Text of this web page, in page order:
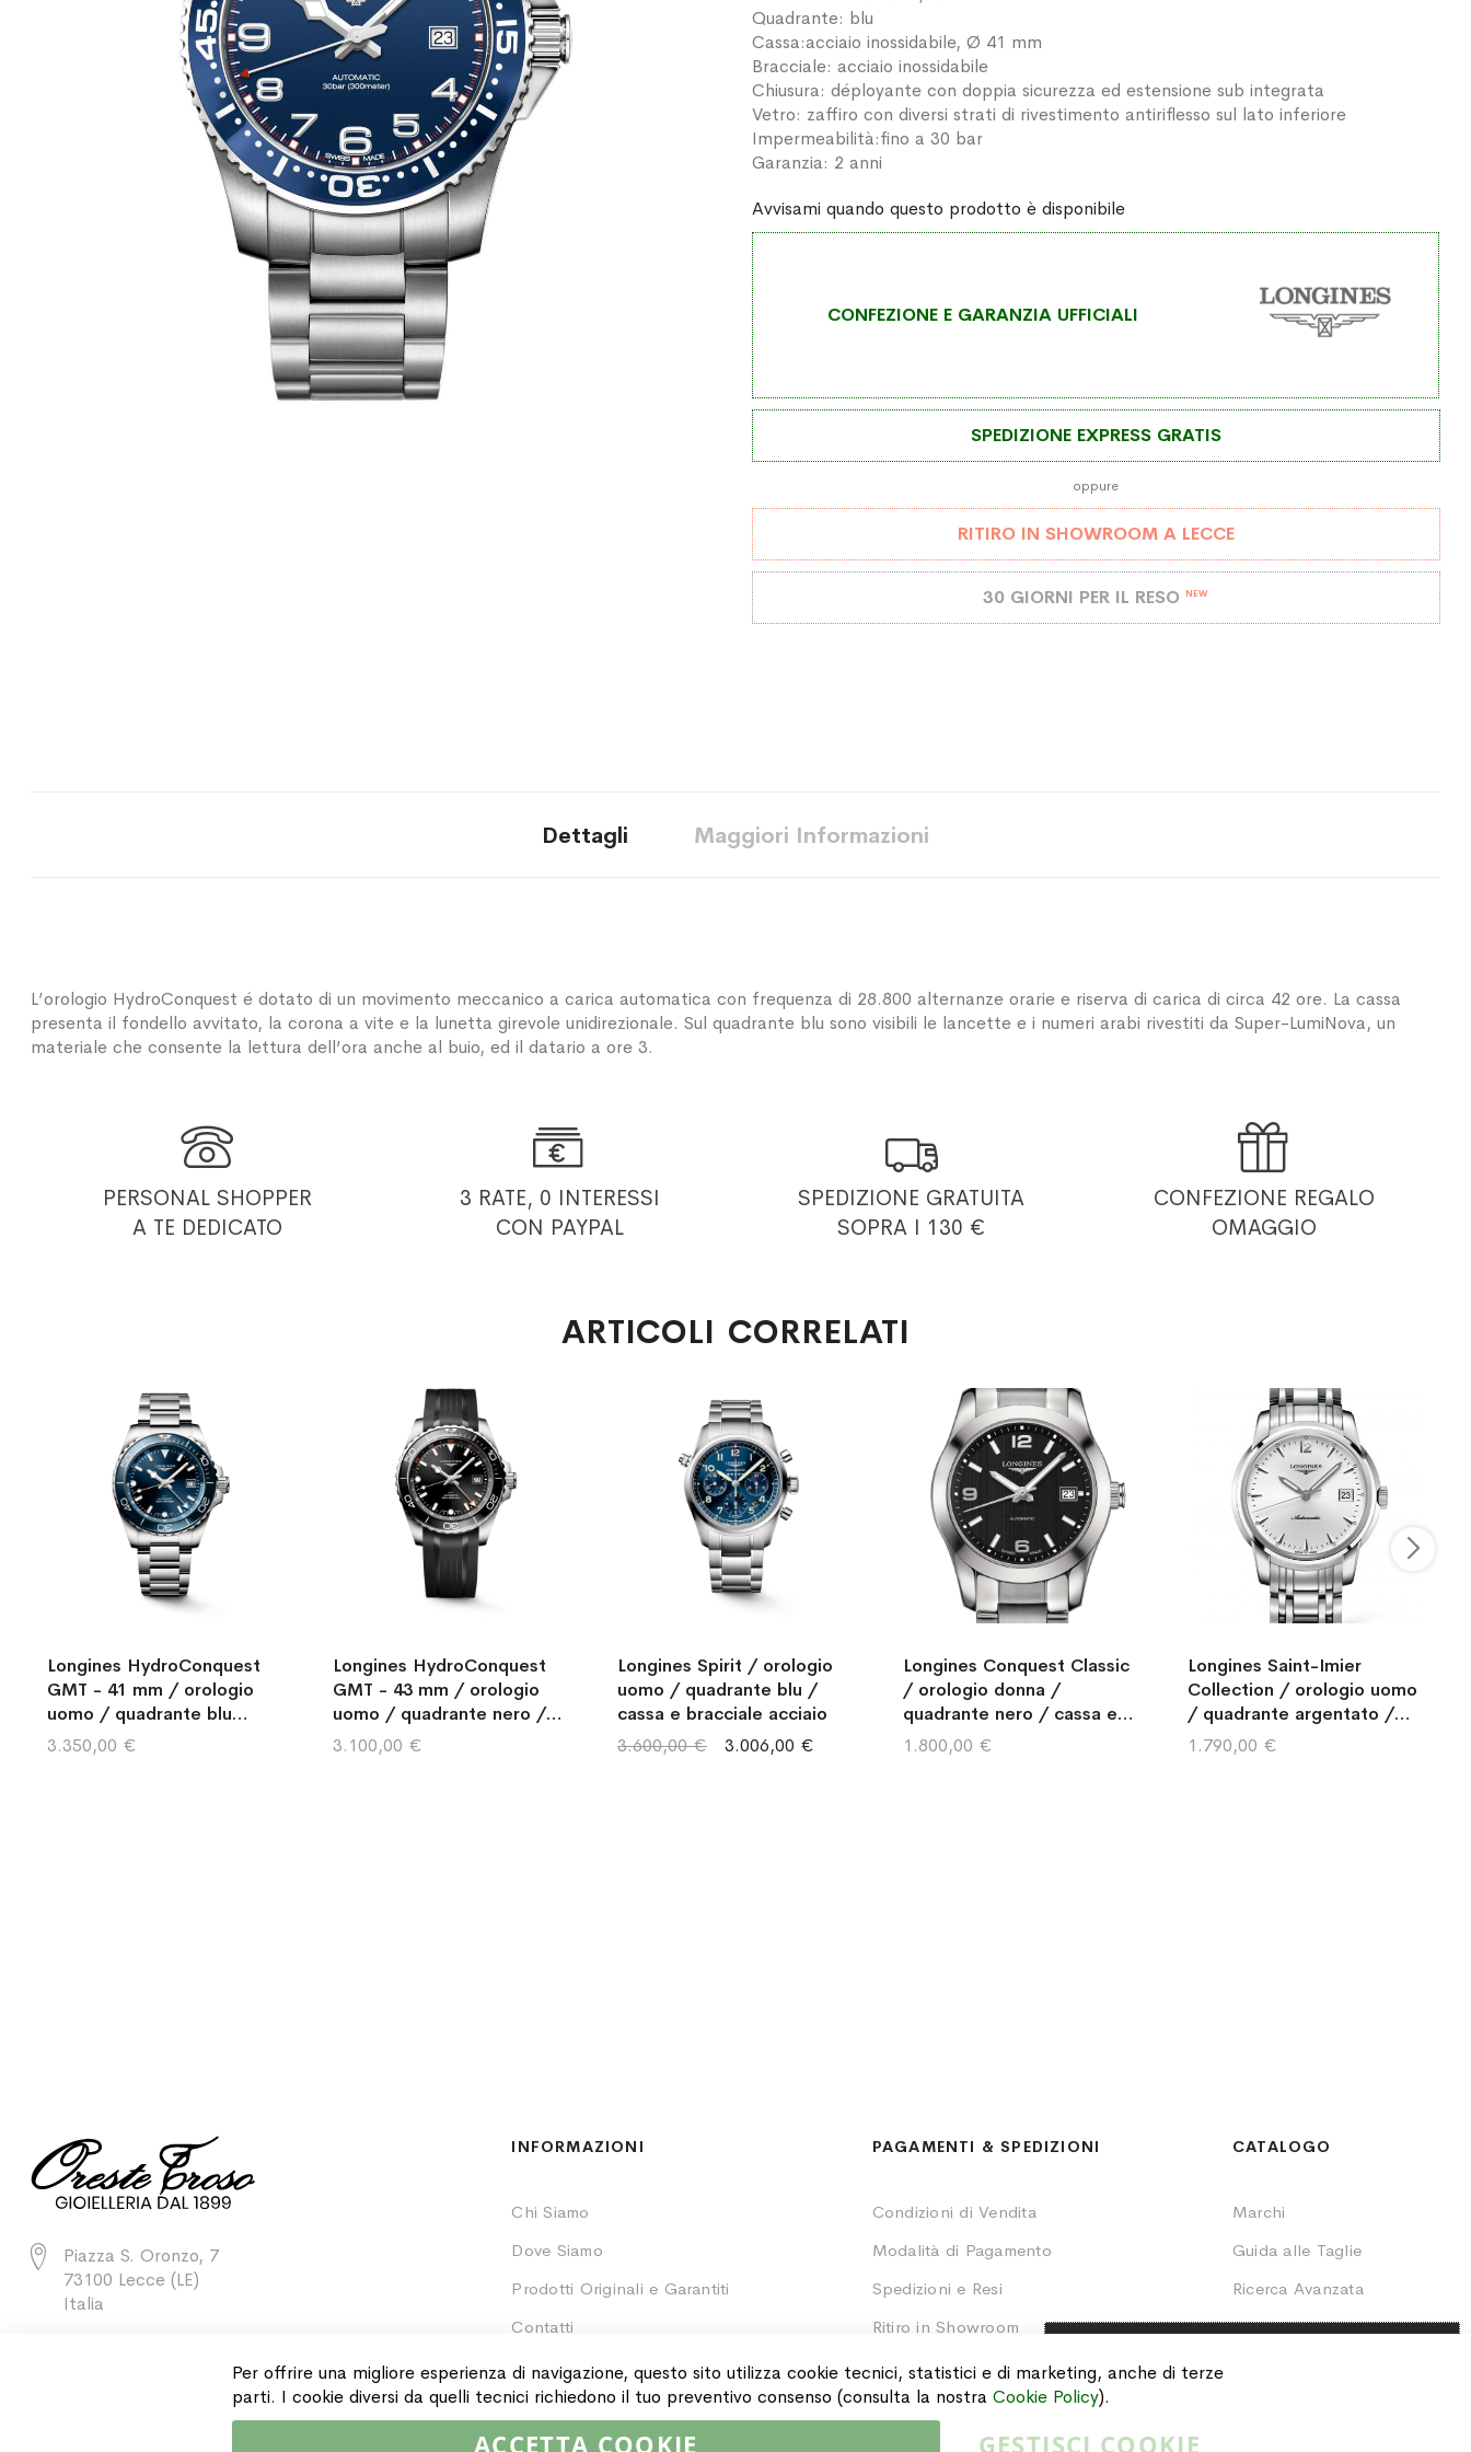
Quadrante: blu
Cassa:acciaio inossidabile, Ø 41 mm
Bracciale: acciaio inossidabile
Chiusura: déployante con doppia sicurezza ed estensione sub integrata
Vetro: zaffiro con diversi strati di rivestimento antiriflesso sul lato inferiore
Impermeabilità:fino a 30 bar
Garanzia: 2 anni
Avvisami quando questo prodotto è disponibile
CONFEZIONE E GARANZIA UFFICIALI
SPEDIZIONE EXPRESS GRATIS
oppure
RITIRO IN SHOWROOM A LECCE
30 GIORNI PER IL RESO NEW
Dettagli
L’orologio HydroConquest é dotato di un movimento meccanico a carica automatica con frequenza di 28.800 alternanze orarie e riserva di carica di circa 42 ore. La cassa
presenta il fondello avvitato, la corona a vite e la lunetta girevole unidirezionale. Sul quadrante blu sono visibili le lancette e i numeri arabi rivestiti da Super-LumiNova, un
materiale che consente la lettura dell’ora anche al buio, ed il datario a ore 3.
Maggiori Informazioni

PERSONAL SHOPPER
A TE DEDICATO

3 RATE, 0 INTERESSI
CON PAYPAL

SPEDIZIONE GRATUITA
SOPRA I 130 €

CONFEZIONE REGALO
OMAGGIO
ARTICOLI CORRELATI
Longines HydroConquest
GMT - 41 mm / orologio
uomo / quadrante blu
"soleil" / cassa e bracciale
acciaio
3.350,00 €
Longines HydroConquest
GMT - 43 mm / orologio
uomo / quadrante nero /
cassa e bracciale acciaio
3.100,00 €
Longines Spirit / orologio
uomo / quadrante blu /
cassa e bracciale acciaio
3.006,00 €
3.600,00 €
Longines Conquest Classic
/ orologio donna /
quadrante nero / cassa e
bracciale acciaio
1.800,00 €
Longines Saint-Imier
Collection / orologio uomo
/ quadrante argentato /
cassa e bracciale acciaio
1.790,00 €
Piazza S. Oronzo, 7
73100 Lecce (LE)
Italia
INFORMAZIONI
Chi Siamo
Dove Siamo
Prodotti Originali e Garantiti
Contatti
PAGAMENTI & SPEDIZIONI
Condizioni di Vendita
Modalità di Pagamento
Spedizioni e Resi
Ritiro in Showroom
Monitoraggio Ordini
CATALOGO
Marchi
Guida alle Taglie
Ricerca Avanzata
Lista Nozze
Per offrire una migliore esperienza di navigazione, questo sito utilizza cookie tecnici, statistici e di marketing, anche di terze
parti. I cookie diversi da quelli tecnici richiedono il tuo preventivo consenso (consulta la nostra Cookie Policy).
ACCETTA COOKIE GESTISCI COOKIE
SCOPRI IL PREZZO
A TE DEDICATO